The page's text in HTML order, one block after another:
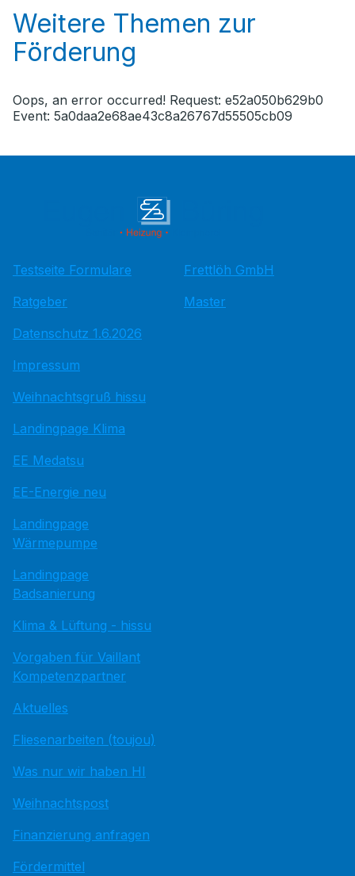
Weitere Themen zur
Förderung
Oops, an error occurred! Request: e52a050b629b0
Event: 5a0daa2e68ae43c8a26767d55505cb09
Testseite Formulare
Ratgeber
Datenschutz 1.6.2026
Impressum
Weihnachtsgruß hissu
Landingpage Klima
EE Medatsu
EE-Energie neu
Landingpage
Wärmepumpe
Landingpage
Badsanierung
Klima & Lüftung - hissu
Vorgaben für Vaillant
Kompetenzpartner
Aktuelles
Fliesenarbeiten (toujou)
Was nur wir haben HI
Weihnachtspost
Finanzierung anfragen
Fördermittel
Frettlöh GmbH
Master